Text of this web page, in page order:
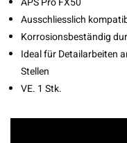
Ausschliesslich
Korrosionsbeständig
Ideal für Detailarbeiten
Stellen
VE. 1 Stk.